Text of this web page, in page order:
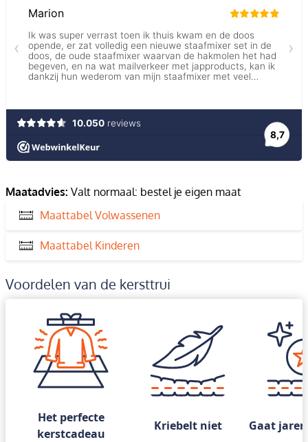
Maatadvies: Valt normaal: bestel je eigen maat
Maattabel Volwassenen
Maattabel Kinderen
Voordelen van de kersttrui
Het perfecte
kerstcadeau
Kriebelt niet Gaat